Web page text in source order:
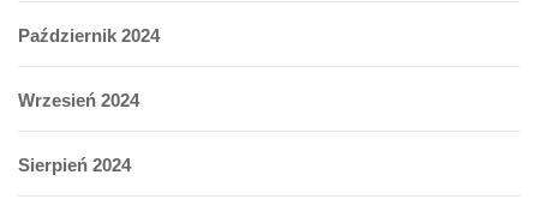
Październik 2024
Wrzesień 2024
Sierpień 2024